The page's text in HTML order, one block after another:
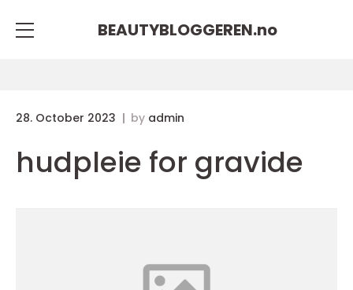
BEAUTYBLOGGEREN.no
28. October 2023 by admin
hudpleie for gravide